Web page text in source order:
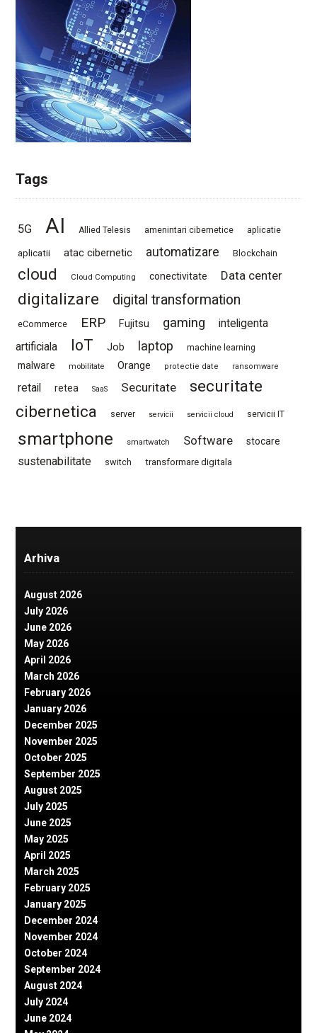
Tags
5G AI Allied Telesis amenintari cibernetice aplicatie
aplicatii atac cibernetic automatizare Blockchain
cloud Cloud Computing conectivitate Data center
digitalizare digital transformation
eCommerce ERP Fujitsu gaming
inteligenta
artificiala
IoT Job laptop machine learning
malware mobilitate Orange protectie date ransomware
retail retea SaaS Securitate
securitate
cibernetica
server servicii servicii cloud servicii IT
smartphone smartwatch Software stocare
sustenabilitate switch transformare digitala
Arhiva
August 2026
July 2026
June 2026
May 2026
April 2026
March 2026
February 2026
January 2026
December 2025
November 2025
October 2025
September 2025
August 2025
July 2025
June 2025
May 2025
April 2025
March 2025
February 2025
January 2025
December 2024
November 2024
October 2024
September 2024
August 2024
July 2024
June 2024